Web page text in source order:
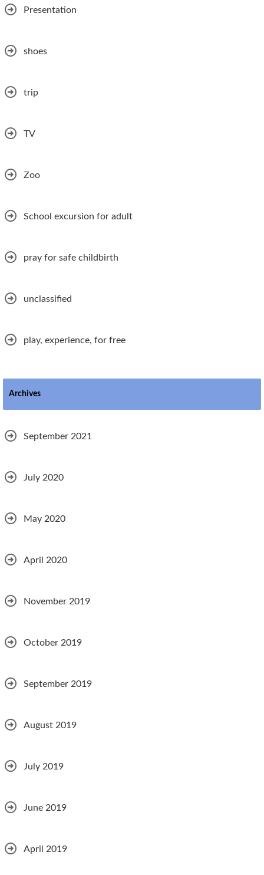
Presentation
shoes
trip
TV
Zoo
School excursion for adult
pray for safe childbirth
unclassified
play, experience, for free
Archives
September 2021
July 2020
May 2020
April 2020
November 2019
October 2019
September 2019
August 2019
July 2019
June 2019
April 2019